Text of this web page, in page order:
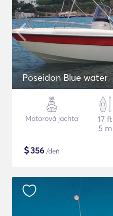
Poseidon Blue water
Motorová jachta
17 ft
5 m
$356 /deň